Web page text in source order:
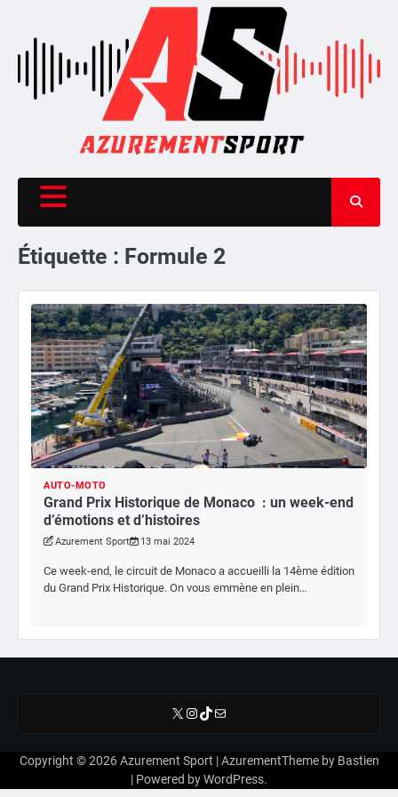
content
Étiquette : Formule 2
AUTO-MOTO
Grand Prix Historique de Monaco : un week-end
d’émotions et d’histoires
Azurement Sport 13 mai 2024
Ce week-end, le circuit de Monaco a accueilli la 14ème édition
du Grand Prix Historique. On vous emmène en plein…
X Instagram
TikTok
E-mail
Copyright © 2026Azurement Sport | AzurementTheme by Bastien
| Powered byWordPress.